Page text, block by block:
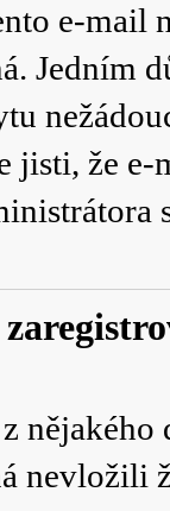
e-mail
Jedním
jisti, že
nevložili